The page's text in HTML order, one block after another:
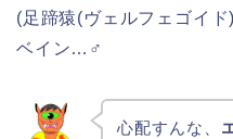
(足蹄猿(ヴェルフェゴイ
ベイン…♂
心配すんな、